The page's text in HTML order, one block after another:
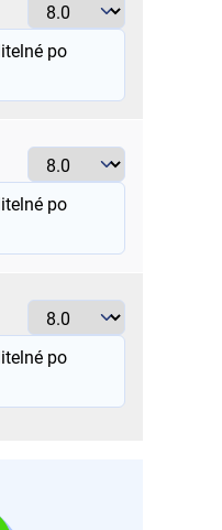
po
po
po